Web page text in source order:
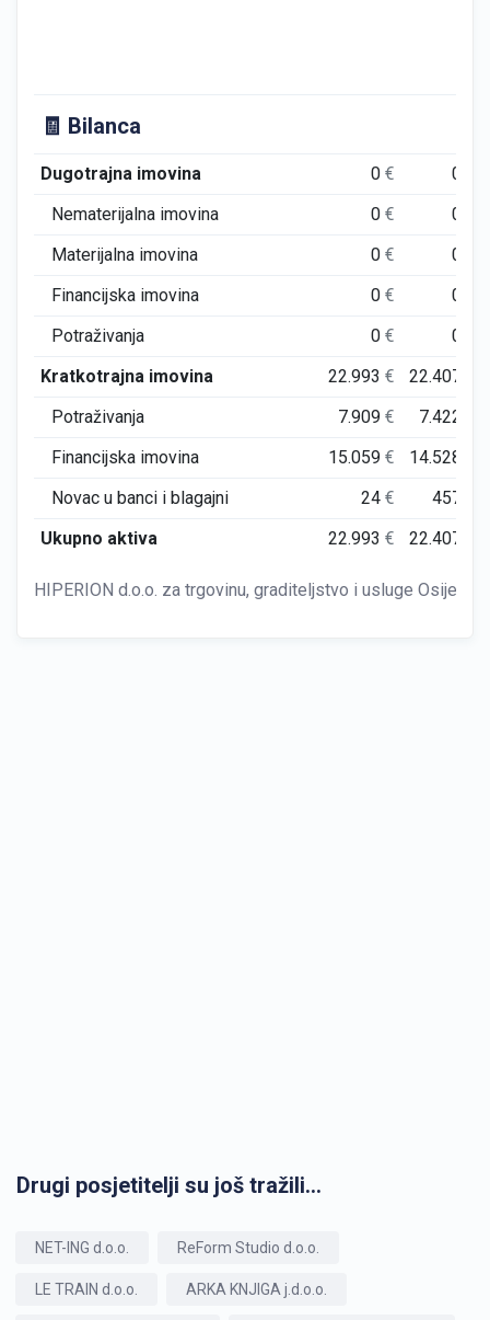
🧾 Bilanca
Dugotrajna imovina 0€ 0
Nematerijalna imovina
0€ 0
Materijalna imovina
0€ 0
Financijska imovina
0€ 0
Potraživanja
0€ 0
Kratkotrajna imovina
22.993€ 22.407
Potraživanja
7.909€ 7.422
Financijska imovina
15.059€ 14.528
Novac u banci i blagajni
24€ 457
Ukupno aktiva
22.993€ 22.407
HIPERION d.o.o. za trgovinu, graditeljstvo i usluge Osijek
Drugi posjetitelji su još tražili...
NET-ING d.o.o. ReForm Studio d.o.o.
LE TRAIN d.o.o. ARKA KNJIGA j.d.o.o.